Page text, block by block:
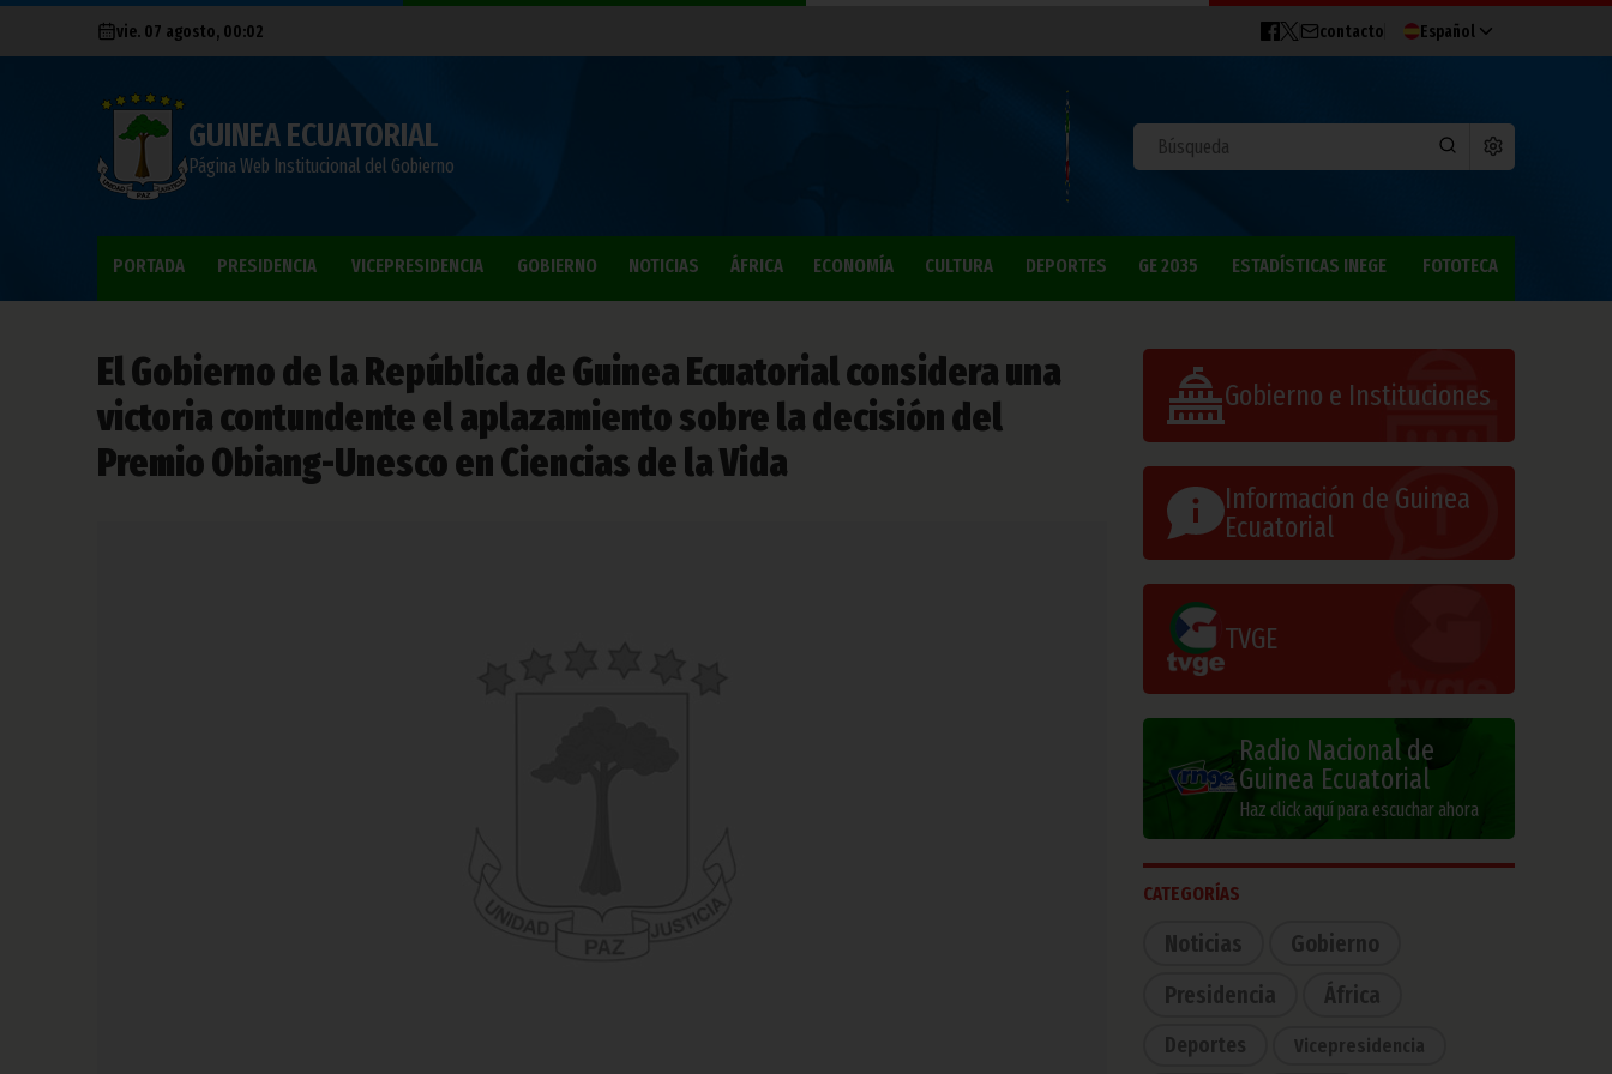
vie. 07 agosto, 00:02 contacto Español
GUINEA ECUATORIAL
Página Web Institucional del Gobierno
PORTADA PRESIDENCIA VICEPRESIDENCIA GOBIERNO NOTICIAS ÁFRICA ECONOMÍA CULTURA DEPORTES GE 2035 ESTADÍSTICAS INEGE FOTOTECA
El Gobierno de la República de Guinea Ecuatorial considera una
victoria contundente el aplazamiento sobre la decisión del
Premio Obiang-Unesco en Ciencias de la Vida
Gobierno e Instituciones
Información de Guinea
Ecuatorial
TVGE
Radio Nacional de
Guinea Ecuatorial
Haz click aquí para escuchar ahora
CATEGORÍAS
Noticias
Gobierno
Presidencia
África
Deportes Vicepresidencia